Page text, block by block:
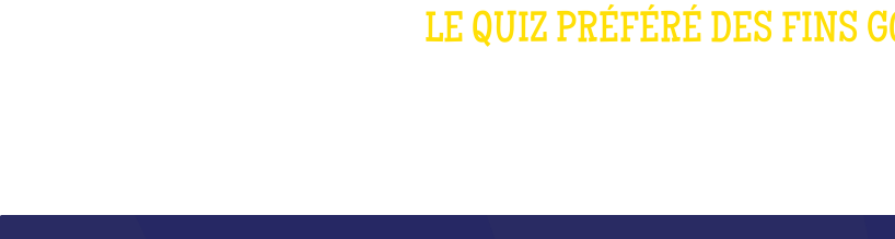
LE QUIZ PRÉFÉRÉ DES FINS